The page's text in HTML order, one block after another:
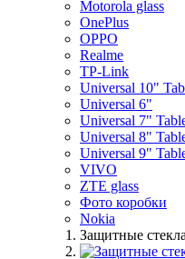
Motorola glass
OnePlus
OPPO
Realme
TP-Link
Universal 10"
Universal 6"
Universal 7"
Universal 8"
Universal 9"
VIVO
ZTE glass
Фото коробки
Nokia
Защитные стекла